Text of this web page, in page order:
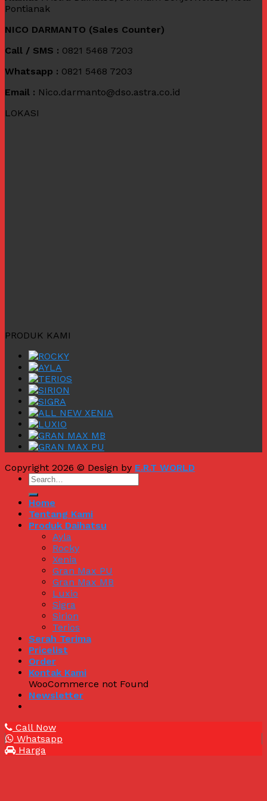
Pontianak
NICO DARMANTO (Sales Counter)
Call / SMS : 0821 5468 7203
Whatsapp : 0821 5468 7203
Email : Nico.darmanto@dso.astra.co.id
LOKASI
PRODUK KAMI
Copyright 2026 © Design by E.R.T WORLD
Home
Tentang Kami
Produk Daihatsu
Ayla
Rocky
Xenia
Gran Max PU
Gran Max MB
Luxio
Sigra
Sirion
Terios
Serah Terima
Pricelist
Order
Kontak Kami
WooCommerce not Found
Newsletter
Call Now
Whatsapp
Harga